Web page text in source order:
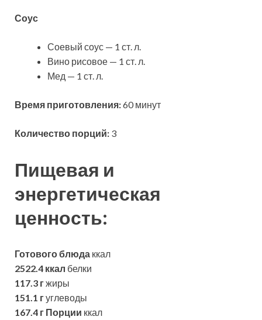
Соус
Соевый соус — 1 ст. л.
Вино рисовое — 1 ст. л.
Мед — 1 ст. л.
Время приготовления:60 минут
Количество порций: 3
Пищевая и
энергетическая
ценность:
Готового блюда ккал
2522.4 ккал белки
117.3 гжиры
151.1 гуглеводы
167.4 г Порции ккал